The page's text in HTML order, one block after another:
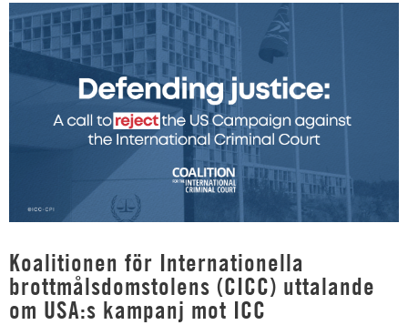
Koalitionen för Internationella
brottmålsdomstolens (CICC) uttalande
om USA:s kampanj mot ICC